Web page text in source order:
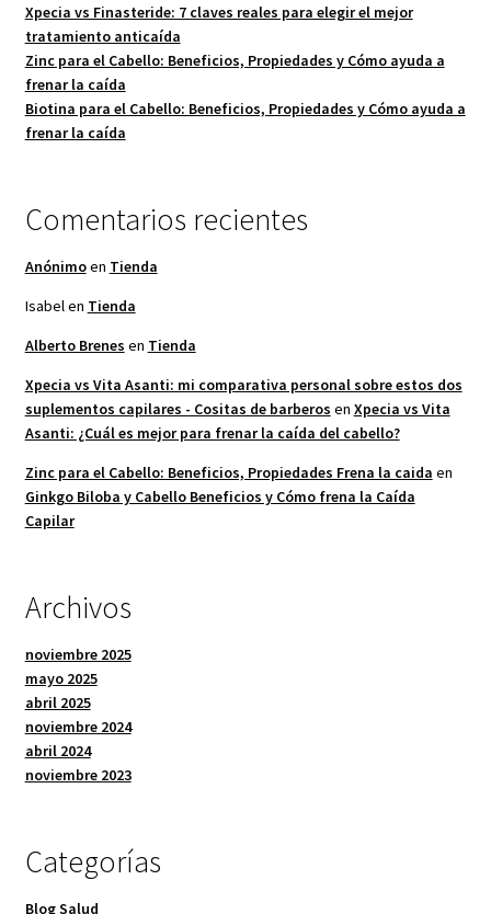
Xpecia vs Finasteride: 7 claves reales para elegir el mejor
tratamiento anticaída
Zinc para el Cabello: Beneficios, Propiedades y Cómo ayuda a
frenar la caída
Biotina para el Cabello: Beneficios, Propiedades y Cómo ayuda a
frenar la caída
Comentarios recientes
Anónimoen Tienda
Isabelen Tienda
Alberto Brenes en Tienda
Xpecia vs Vita Asanti: mi comparativa personal sobre estos dos
suplementos capilares - Cositas de barberos en Xpecia vs Vita
Asanti: ¿Cuál es mejor para frenar la caída del cabello?
Zinc para el Cabello: Beneficios, Propiedades Frena la caida en
Ginkgo Biloba y Cabello Beneficios y Cómo frena la Caída
Capilar
Archivos
noviembre 2025
mayo 2025
abril 2025
noviembre 2024
abril 2024
noviembre 2023
Categorías
Blog Salud